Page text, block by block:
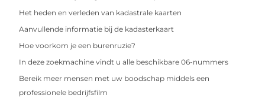
Het heden en verleden van kadastrale kaarten
Aanvullende informatie bij de kadasterkaart
Hoe voorkom je een burenruzie?
In deze zoekmachine vindt u alle beschikbare 06-nummers
Bereik meer mensen met uw boodschap middels een
professionele bedrijfsfilm